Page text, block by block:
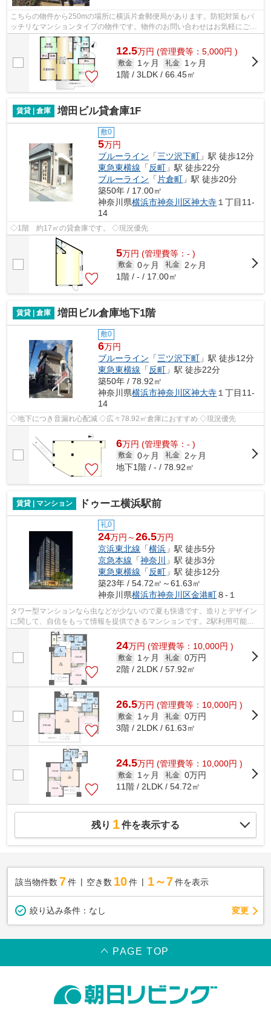
こちらの物件から250mの場所に横浜片倉郵便局があります。防犯対策もバ
ッチリなマンションタイプの物件です。物件のお問い合わせはお気軽にご連
絡ください。お探しいただいた物件でご...
12.5万円 (管理費等：5,000円 )
敷金 1ヶ月 礼金
1ヶ月
1階 / 3LDK / 66.45㎡
賃貸 | 倉庫 増田ビル貸倉庫1F
敷0
5万円
ブルーライン 「三ツ沢下町 」駅 徒歩12分
東急東横線 「反町 」駅 徒歩22分
ブルーライン 「 片倉町 」駅 徒歩20分
築50年 / 17.00㎡
神奈川県横浜市神奈川区神大寺１丁目11-
14
◇1階 約17㎡の貸倉庫です。 ◇現況優先
5万円 (管理費等：- )
敷金 0ヶ月 礼金
2ヶ月
1階 / - / 17.00㎡
賃貸 | 倉庫 増田ビル倉庫地下1階
敷0
6万円
ブルーライン 「三ツ沢下町 」駅 徒歩12分
東急東横線 「 反町 」駅 徒歩22分
築50年 / 78.92㎡
神奈川県横浜市神奈川区神大寺 １丁目11-
14
◇地下につき音漏れ心配減 ◇広々78.92㎡倉庫におすすめ ◇現況優先
6万円 (管理費等：- )
敷金 0ヶ月 礼金
2ヶ月
地下1階 / - / 78.92㎡
賃貸 | マンション ドゥーエ横浜駅前
礼0
24万円～26.5万円
京浜東北線 「横浜 」駅 徒歩5分
京急本線 「神奈川
」駅 徒歩3分
東急東横線 「 反町 」駅 徒歩12分
築23年 / 54.72㎡～61.63㎡
神奈川県横浜市神奈川区金港町８-１
タワー型マンションなら虫などが少ないので夏も快適です。造りとデザイン
に関して、自信をもって情報を提供できるマンションです。2駅利用可能な
物件なので行動範囲も広がります。21階...
24万円 (管理費等：10,000円 )
敷金 1ヶ月 礼金 0万円
2階 / 2LDK / 57.92㎡
26.5万円 (管理費等：10,000円 )
敷金 1ヶ月 礼金 0万円
3階 / 2LDK / 61.63㎡
24.5万円 (管理費等：10,000円 )
敷金 1ヶ月 礼金 0万円
11階 / 2LDK / 54.72㎡
残り 1件を表示する
該当物件数 7件 空き数 10 件 1～7 件を表示
絞り込み条件： なし 変更
PAGE TOP